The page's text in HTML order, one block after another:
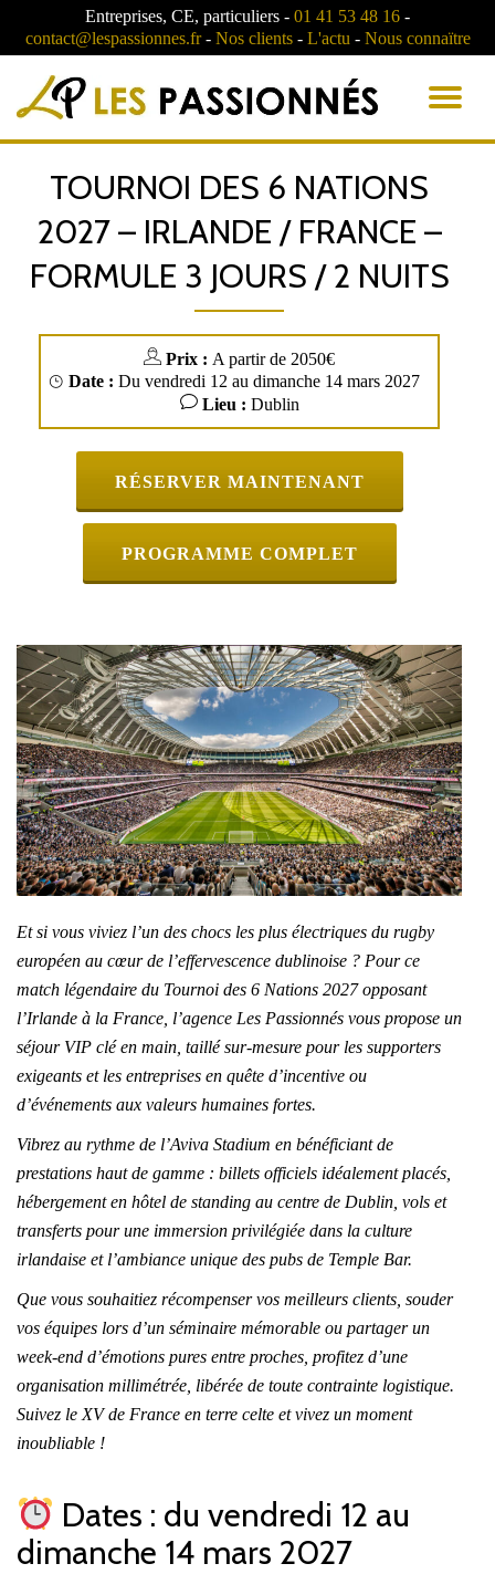
Entreprises, CE, particuliers - 01 41 53 48 16 -
contact@lespassionnes.fr- Nos clients- L'actu - Nous connaïtre
TOURNOI DES 6 NATIONS
2027 – IRLANDE / FRANCE –
FORMULE 3 JOURS / 2 NUITS
Prix : A partir de 2050€
Date : Du vendredi 12 au dimanche 14 mars 2027
Lieu : Dublin
RÉSERVER MAINTENANT
PROGRAMME COMPLET
Et si vous viviez l’un des chocs les plus électriques du rugby
européen au cœur de l’effervescence dublinoise ? Pour ce
match légendaire du Tournoi des 6 Nations 2027 opposant
l’Irlande à la France, l’agence Les Passionnés vous propose un
séjour VIP clé en main, taillé sur-mesure pour les supporters
exigeants et les entreprises en quête d’incentive ou
d’événements aux valeurs humaines fortes.
Vibrez au rythme de l’Aviva Stadium en bénéficiant de
prestations haut de gamme : billets officiels idéalement placés,
hébergement en hôtel de standing au centre de Dublin, vols et
transferts pour une immersion privilégiée dans la culture
irlandaise et l’ambiance unique des pubs de Temple Bar.
Que vous souhaitiez récompenser vos meilleurs clients, souder
vos équipes lors d’un séminaire mémorable ou partager un
week-end d’émotions pures entre proches, profitez d’une
organisation millimétrée, libérée de toute contrainte logistique.
Suivez le XV de France en terre celte et vivez un moment
inoubliable !
Dates : du vendredi 12 au
dimanche 14 mars 2027